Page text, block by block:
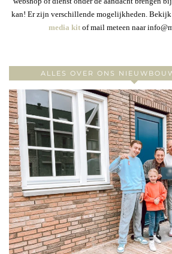
kan! Er zijn verschillende mogelijkheden.
media kitof mail meteen naar
ALLES OVER ONS